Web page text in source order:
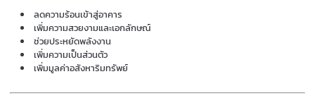
ลดความร้อนเข้าสู่อาคาร
เพิ่มความสวยงามและเอกลักษณ์
ช่วยประหยัดพลังงาน
เพิ่มความเป็นส่วนตัว
เพิ่มมูลค่าอสังหาริมทรัพย์